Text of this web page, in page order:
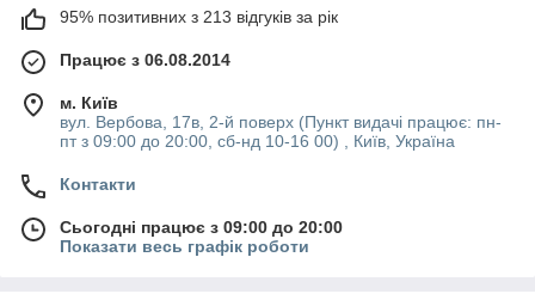
95% позитивних з 213 відгуків за рік
Працює з 06.08.2014
м. Київ
вул. Вербова, 17в, 2-й поверх (Пункт видачі працює: пн-
пт з 09:00 до 20:00, сб-нд 10-16 00) , Київ, Україна
Контакти
Сьогодні працює з 09:00 до 20:00
Показати весь графік роботи